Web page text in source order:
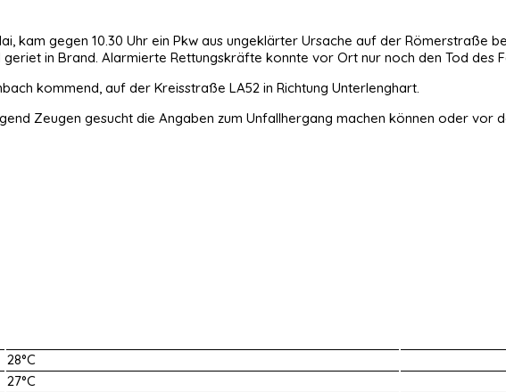
kam gegen 10.30 Uhr ein Pkw aus ungeklärter Ursache auf der Römerstraße
in Brand. Alarmierte Rettungskräfte konnte vor Ort nur noch den Tod des
kommend, auf der Kreisstraße LA52 in Richtung Unterlenghart.
Zeugen gesucht die Angaben zum Unfallhergang machen können oder vor
28°C
27°C